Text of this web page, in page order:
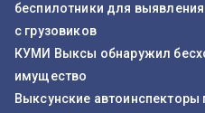
беспилотники для
с грузовиков
КУМИ Выксы обнаружил
имущество
Выксунские автоинспекторы